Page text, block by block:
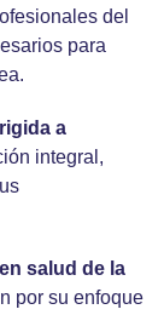
del
para
a
integral,
salud de la
por su enfoque